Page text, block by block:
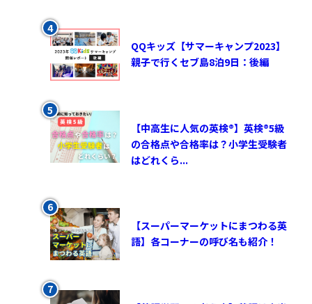
QQキッズ【サマーキャンプ2023】
親子で行くセブ島8泊9日：後編
【中高生に人気の英検®︎】英検®︎5級
の合格点や合格率は？小学生受験者
はどれくら...
【スーパーマーケットにまつわる英
語】各コーナーの呼び名も紹介！